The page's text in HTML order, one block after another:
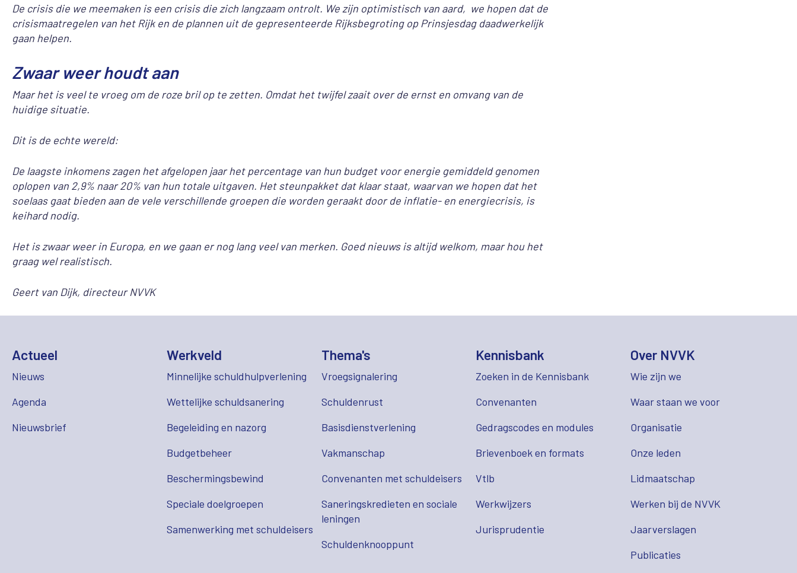
De crisis die we meemaken is een crisis die zich langzaam ontrolt. We zijn optimistisch van aard, we hopen dat de
crisismaatregelen van het Rijk en de plannen uit de gepresenteerde Rijksbegroting op Prinsjesdag daadwerkelijk
gaan helpen.
Zwaar weer houdt aan
Maar het is veel te vroeg om de roze bril op te zetten. Omdat het twijfel zaait over de ernst en omvang van de
huidige situatie.
Dit is de echte wereld:
De laagste inkomens zagen het afgelopen jaar het percentage van hun budget voor energie gemiddeld genomen
oplopen van 2,9% naar 20% van hun totale uitgaven. Het steunpakket dat klaar staat, waarvan we hopen dat het
soelaas gaat bieden aan de vele verschillende groepen die worden geraakt door de inflatie- en energiecrisis, is
keihard nodig.
Het is zwaar weer in Europa, en we gaan er nog lang veel van merken. Goed nieuws is altijd welkom, maar hou het
graag wel realistisch.
Geert van Dijk, directeur NVVK
Actueel
Nieuws
Agenda
Nieuwsbrief
Werkveld
Minnelijke schuldhulpverlening
Wettelijke schuldsanering
Begeleiding en nazorg
Budgetbeheer
Beschermingsbewind
Speciale doelgroepen
Samenwerking met schuldeisers
Thema's
Vroegsignalering
Schuldenrust
Basisdienstverlening
Vakmanschap
Convenanten met schuldeisers
Saneringskredieten en sociale
leningen
Schuldenknooppunt
Kennisbank
Zoeken in de Kennisbank
Convenanten
Gedragscodes en modules
Brievenboek en formats
Vtlb
Werkwijzers
Jurisprudentie
Over NVVK
Wie zijn we
Waar staan we voor
Organisatie
Onze leden
Lidmaatschap
Werken bij de NVVK
Jaarverslagen
Publicaties